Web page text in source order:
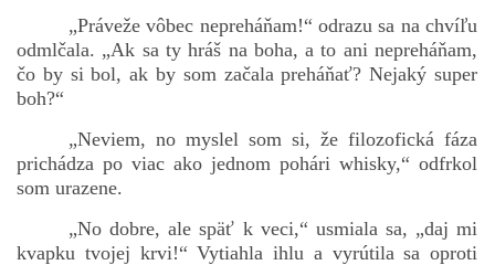
„Práveže vôbec nepreháňam!“ odrazu sa na chvíľu
odmlčala. „Ak sa ty hráš na boha, a to ani nepreháňam,
čo by si bol, ak by som začala preháňať? Nejaký super
boh?“
„Neviem, no myslel som si, že filozofická fáza
prichádza po viac ako jednom pohári whisky,“ odfrkol
som urazene.
„No dobre, ale späť k veci,“ usmiala sa, „daj mi
kvapku tvojej krvi!“ Vytiahla ihlu a vyrútila sa oproti